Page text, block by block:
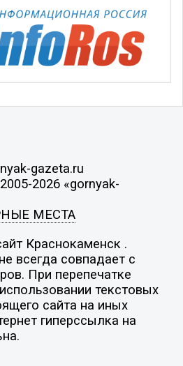
gazeta.ru
2026 «gornyak-
МЕСТА
Краснокаменск .
всегда совпадает с
При перепечатке
текстовых
сайта на иных
гиперссылка на